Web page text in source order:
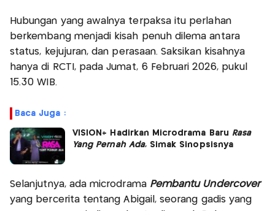
Hubungan yang awalnya terpaksa itu perlahan
berkembang menjadi kisah penuh dilema antara
status, kejujuran, dan perasaan. Saksikan kisahnya
hanya di RCTI, pada Jumat, 6 Februari 2026, pukul
15.30 WIB.
Baca Juga :
VISION+ Hadirkan Microdrama Baru Rasa
Yang Pernah Ada, Simak Sinopsisnya
Selanjutnya, ada microdrama Pembantu Undercover
yang bercerita tentang Abigail, seorang gadis yang